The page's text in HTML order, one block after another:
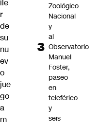
ile
r
de
su
nu
ev
o
jue
go
a
m
Zoológico
Nacional
y
al
Observatorio
Manuel
Foster,
paseo
en
teleférico
y
seis